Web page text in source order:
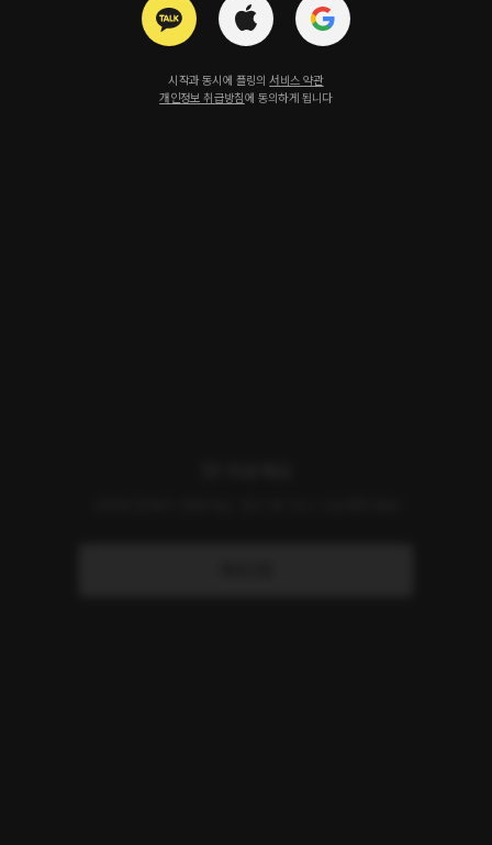
시작과 동시에 플링의 서비스 약관
개인정보 취급방침에 동의하게 됩니다